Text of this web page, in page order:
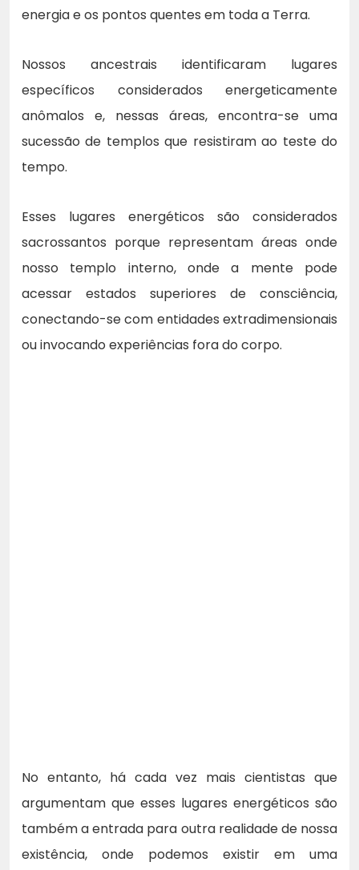
energia e os pontos quentes em toda a Terra.
Nossos ancestrais identificaram lugares
específicos considerados energeticamente
anômalos e, nessas áreas, encontra-se uma
sucessão de templos que resistiram ao teste do
tempo.
Esses lugares energéticos são considerados
sacrossantos porque representam áreas onde
nosso templo interno, onde a mente pode
acessar estados superiores de consciência,
conectando-se com entidades extradimensionais
ou invocando experiências fora do corpo.
No entanto, há cada vez mais cientistas que
argumentam que esses lugares energéticos são
também a entrada para outra realidade de nossa
existência, onde podemos existir em uma